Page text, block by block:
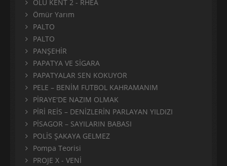
ÖLÜ KENT 2 - RHEA
Ömür Yarım
PALTO
PALTO
PANŞEHİR
PAPATYA VE SİGARA
PAPATYALAR SEN KOKUYOR
PELE – BENİM FUTBOL KAHRAMANIM
PİRAYE'DE NAZIM OLMAK
PİRİ REİS – DENİZLERİN PARLAYAN YILDIZI
PİSAGOR – SAYILARIN BABASI
POLİS ŞAKAYA GELMEZ
Pompa Teorisi
PROJE X - VENİ